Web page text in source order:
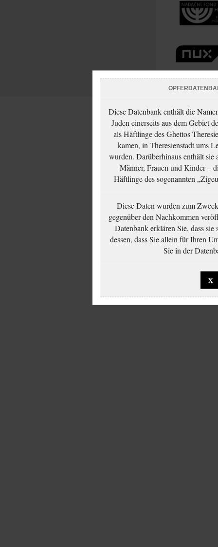
Diese Datenbank enthält die
Juden einerseits aus dem Gebiet
als Häftlinge des Ghettos
kamen, in Theresienstadt ums
wurden. Darüberhinaus enthält
Männer, Frauen und Kinder –
Häftlinge des sogenannten
Diese Daten wurden zum
gegenüber den Nachkommen
Datenbank erklären Sie, dass sie
dessen, dass Sie allein für Ihren
Sie in der
X